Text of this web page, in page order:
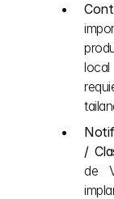
/
de